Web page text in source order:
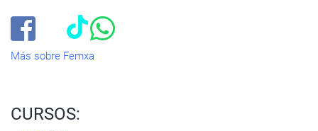
Más sobre Femxa
CURSOS: